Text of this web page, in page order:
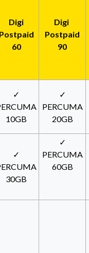
Digi
Postpaid
60
Digi
Postpaid
90
✓
10GB
✓
PERCUMA
20GB
✓
30GB
✓
PERCUMA
60GB